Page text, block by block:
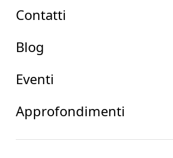
Contatti
Blog
Eventi
Approfondimenti